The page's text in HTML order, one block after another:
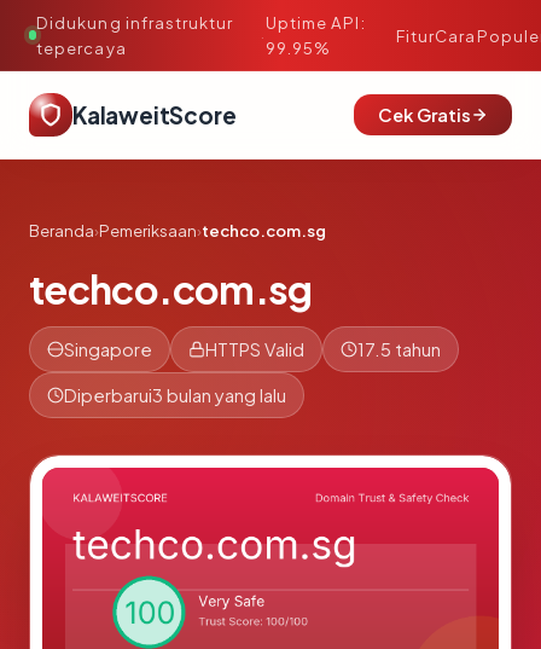
Didukung infrastruktur
tepercaya
·
Uptime API:
99.95%
FiturCara
KalaweitScore Cek Gratis
Beranda›Pemeriksaan›techco.com.sg
techco.com.sg
Singapore HTTPS Valid 17.5 tahun
Diperbarui3 bulan yang lalu